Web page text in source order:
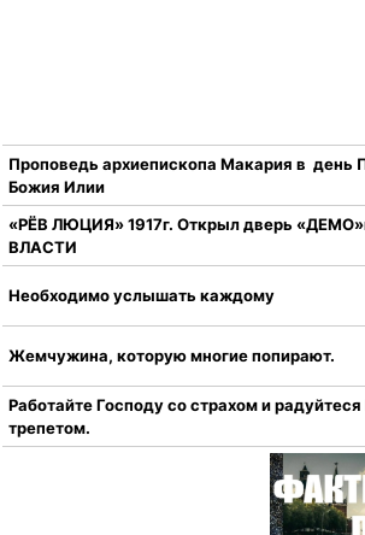
Проповедь архиепископа Макария в день
Божия Илии
«РЁВ ЛЮЦИЯ» 1917г. Открыл дверь
ВЛАСТИ
Необходимо услышать каждому
Жемчужина, которую многие попирают.
Работайте Господу со страхом и
трепетом.